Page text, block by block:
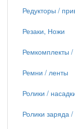
Редукторы /
Резаки, Ножи
Ремкомплекты
Ремни / ленты
Ролики /
Ролики заряда /